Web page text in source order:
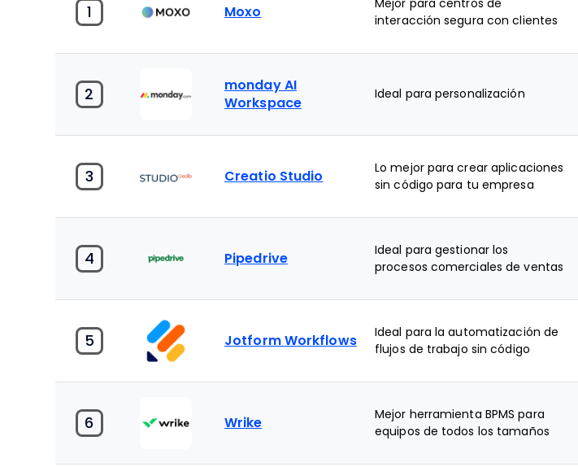
1 Moxo
Mejor para centros de
interacción segura con clientes
2
monday AI
Workspace
Ideal para personalización
3 Creatio Studio
Lo mejor para crear aplicaciones
sin código para tu empresa
4 Pipedrive
Ideal para gestionar los
procesos comerciales de ventas
5 Jotform Workflows
Ideal para la automatización de
flujos de trabajo sin código
6 Wrike
Mejor herramienta BPMS para
equipos de todos los tamaños